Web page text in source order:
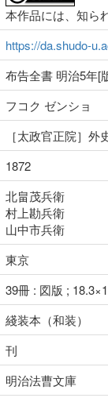
本作品には、知ら
https://da.shudo-
布告全書 明治5年[
フコク ゼンショ
［太政官正院］外
1872
北畠茂兵衛
村上勘兵衛
山中市兵衛
東京
39冊 : 図版 ;
綫装本（和装）
刊
明治法曹文庫